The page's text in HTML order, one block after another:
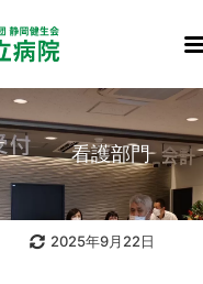
看護部門
2025年9月22日